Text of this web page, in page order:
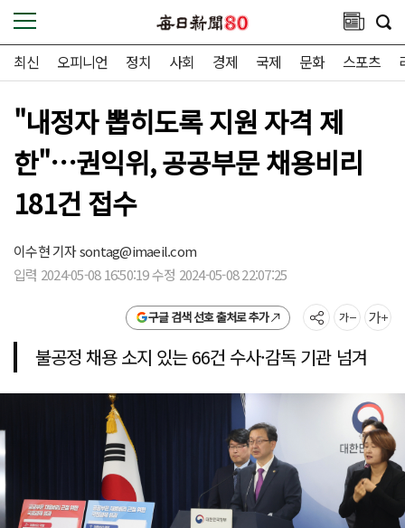
최신 오피니언 정치 사회 경제 국제 문화 스포츠
"내정자 뽑히도록 지원 자격 제
한"…권익위, 공공부문 채용비리
181건 접수
이수현 기자sontag@imaeil.com
입력 2024-05-08 16:50:19 수정 2024-05-08 22:07:25
구글 검색 선호 출처로 추가
불공정 채용 소지 있는 66건 수사·감독 기관 넘겨